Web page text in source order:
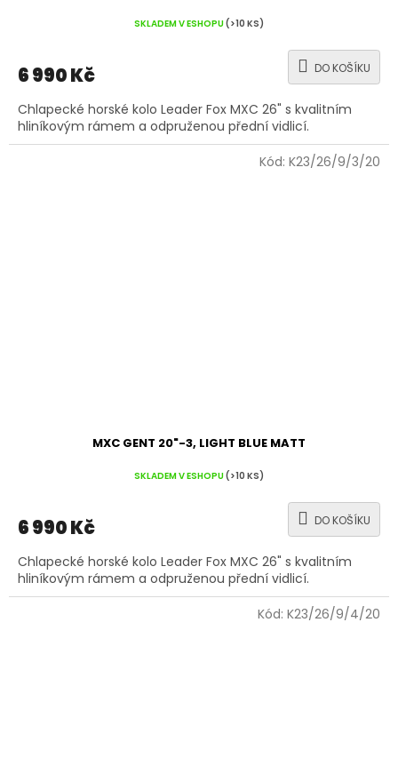
SKLADEM V ESHOPU(>10 KS)
6 990 Kč DO KOŠÍKU
Chlapecké horské kolo Leader Fox MXC 26" s kvalitním
hliníkovým rámem a odpruženou přední vidlicí.
MXC GENT 20"-3, LIGHT BLUE MATT
SKLADEM V ESHOPU(>10 KS)
6 990 Kč DO KOŠÍKU
Chlapecké horské kolo Leader Fox MXC 26" s kvalitním
hliníkovým rámem a odpruženou přední vidlicí.
Kód: K23/26/9/3/20
Kód: K23/26/9/4/20